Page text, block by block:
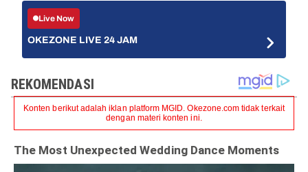
Live Now
OKEZONE LIVE 24 JAM